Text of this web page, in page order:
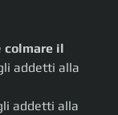
colmare il
addetti alla
addetti alla